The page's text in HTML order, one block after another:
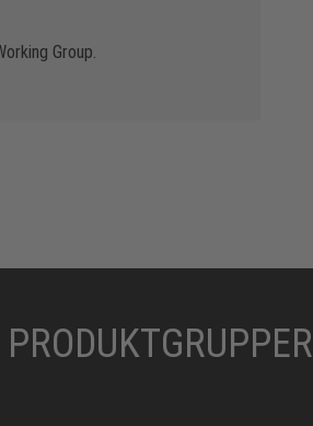
Group.
PRODUKTGRUPPER